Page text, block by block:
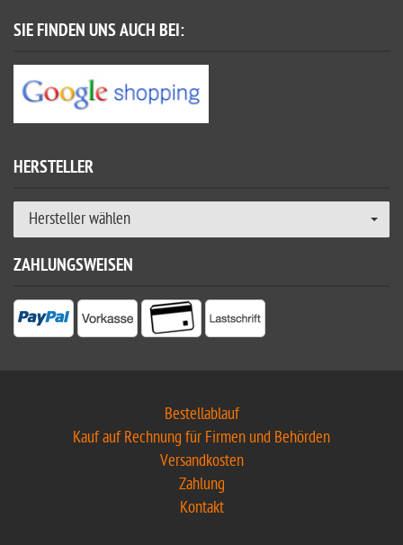
SIE FINDEN UNS AUCH BEI:
HERSTELLER
Hersteller wählen
ZAHLUNGSWEISEN
Bestellablauf
Kauf auf Rechnung für Firmen und Behörden
Versandkosten
Zahlung
Kontakt